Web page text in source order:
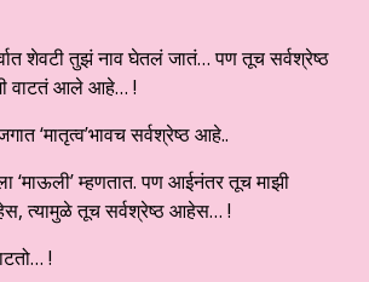
शेवटी तुझं नाव घेतलं जातं… पण तूच सर्वश्रेष्ठ
वाटतं आले आहे… !
‘मातृत्व’भावच सर्वश्रेष्ठ आहे..
म्हणतात. पण आईनंतर तूच माझी
त्यामुळे तूच सर्वश्रेष्ठ आहेस… !
!